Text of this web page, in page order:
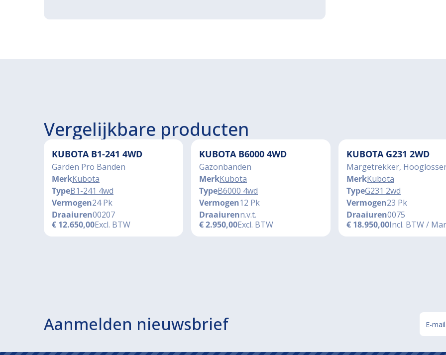
Vergelijkbare producten
KUBOTA B1-241 4WD
Garden Pro Banden
MerkKubota
TypeB1-241 4wd
Vermogen24 Pk
Draaiuren00207
€ 12.650,00Excl. BTW
KUBOTA B6000 4WD
Gazonbanden
MerkKubota
TypeB6000 4wd
Vermogen12 Pk
Draaiurenn.v.t.
€2.950,00Excl. BTW
KUBOTA G231 2WD
Margetrekker,
MerkKubota
TypeG231 2wd
Vermogen23 Pk
Draaiuren0075
€ 18.950,00Incl. BTW /
Aanmelden nieuwsbrief